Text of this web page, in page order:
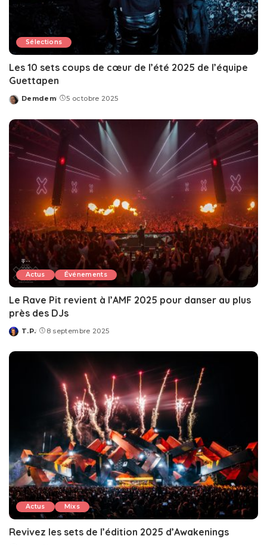
Sélections
Les 10 sets coups de cœur de l’été 2025 de l’équipe
Guettapen
Posted
Demdem 5 octobre 2025
Actus Événements
Le Rave Pit revient à l’AMF 2025 pour danser au plus
près des DJs
Posted
T.P. 8 septembre 2025
Actus Mixs
Revivez les sets de l’édition 2025 d’Awakenings